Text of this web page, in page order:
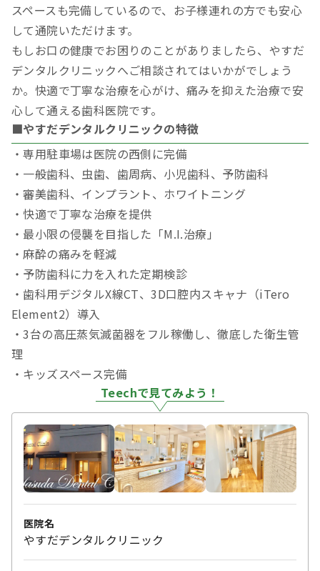
スペースも完備しているので、お子様連れの方でも安心
して通院いただけます。
もしお口の健康でお困りのことがありましたら、やすだ
デンタルクリニックへご相談されてはいかがでしょう
か。快適で丁寧な治療を心がけ、痛みを抑えた治療で安
心して通える歯科医院です。
■やすだデンタルクリニックの特徴
・専用駐車場は医院の西側に完備
・一般歯科、虫歯、歯周病、小児歯科、予防歯科
・審美歯科、インプラント、ホワイトニング
・快適で丁寧な治療を提供
・最小限の侵襲を目指した「M.I.治療」
・麻酔の痛みを軽減
・予防歯科に力を入れた定期検診
・歯科用デジタルX線CT、3D口腔内スキャナ（iTero
Element2）導入
・3台の高圧蒸気滅菌器をフル稼働し、徹底した衛生管
理
・キッズスペース完備
Teechで見てみよう！
医院名
やすだデンタルクリニック